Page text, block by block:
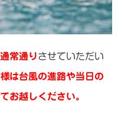
常通りさせていただい
は台風の進路や当日の
お越しください。